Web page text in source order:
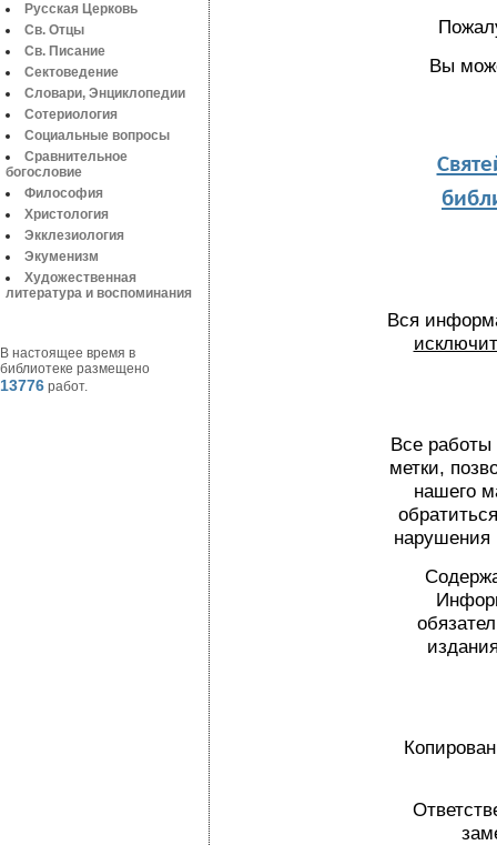
Русская Церковь
Св. Отцы
Св. Писание
Сектоведение
Словари, Энциклопедии
Сотериология
Социальные вопросы
Сравнительное
богословие
Философия
Христология
Экклезиология
Экуменизм
Художественная
литература и воспоминания
В настоящее время в
библиотеке размещено
13776 работ.
Вы
Вся
Все
метки,
нашего
нарушения